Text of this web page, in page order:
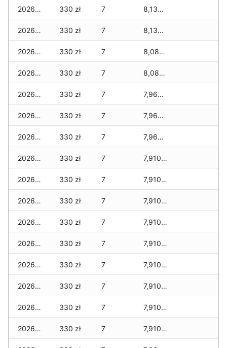
2026-03-04 330 zł 7 8,130 zł
2026-03-03 330 zł 7 8,130 zł
2026-03-02 330 zł 7 8,080 zł
2026-03-01 330 zł 7 8,080 zł
2026-02-27 330 zł 7 7,960 zł
2026-02-26 330 zł 7 7,960 zł
2026-02-25 330 zł 7 7,960 zł
2026-02-24 330 zł 7 7,910 zł
2026-02-23 330 zł 7 7,910 zł
2026-02-22 330 zł 7 7,910 zł
2026-02-21 330 zł 7 7,910 zł
2026-02-20 330 zł 7 7,910 zł
2026-02-19 330 zł 7 7,910 zł
2026-02-18 330 zł 7 7,910 zł
2026-02-17 330 zł 7 7,910 zł
2026-02-16 330 zł 7 7,910 zł